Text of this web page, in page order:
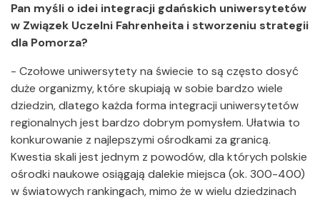
Pan myśli o idei integracji gdańskich uniwersytetów
w Związek Uczelni Fahrenheita i stworzeniu strategii
dla Pomorza?
- Czołowe uniwersytety na świecie to są często dosyć
duże organizmy, które skupiają w sobie bardzo wiele
dziedzin, dlatego każda forma integracji uniwersytetów
regionalnych jest bardzo dobrym pomysłem. Ułatwia to
konkurowanie z najlepszymi ośrodkami za granicą.
Kwestia skali jest jednym z powodów, dla których polskie
ośrodki naukowe osiągają dalekie miejsca (ok. 300-400)
w światowych rankingach, mimo że w wielu dziedzinach